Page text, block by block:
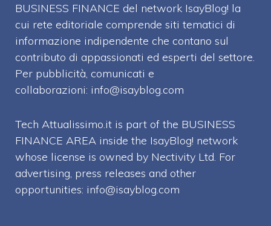
BUSINESS FINANCE del network IsayBlog! la
cui rete editoriale comprende siti tematici di
informazione indipendente che contano sul
contributo di appassionati ed esperti del settore.
Per pubblicità, comunicati e
collaborazioni: info@isayblog.com
Tech Attualissimo.it is part of the BUSINESS
FINANCE AREA inside the IsayBlog! network
whose license is owned by Nectivity Ltd. For
advertising, press releases and other
opportunities: info@isayblog.com